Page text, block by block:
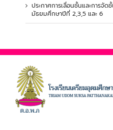
ประกาศการเลื่อนชั้นและการจั
มัธยมศึกษาปีที่ 2,3,5 และ 6